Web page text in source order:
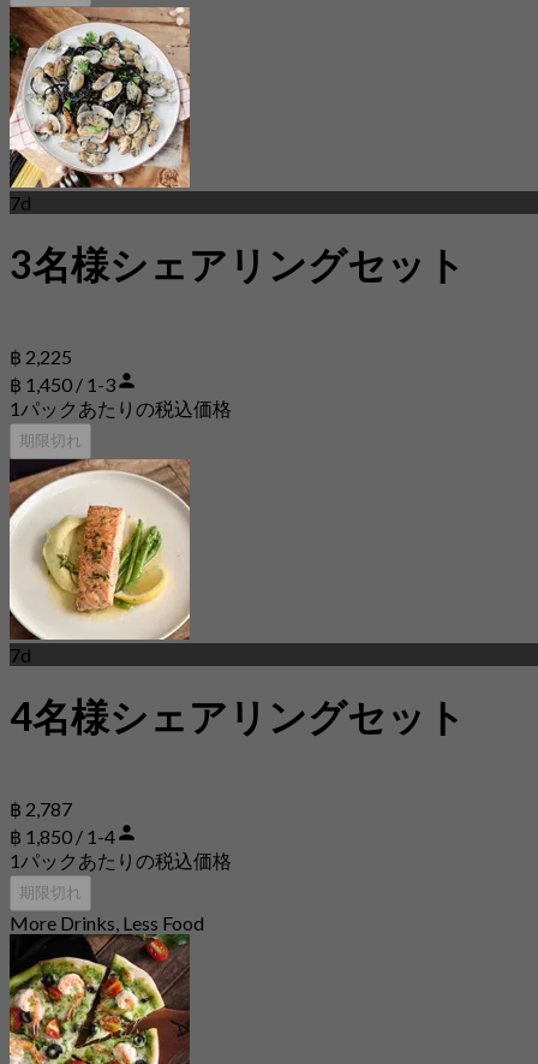
7d
3名様シェアリングセット
฿ 2,225
฿ 1,450 / 1-3
1パックあたりの税込価格
期限切れ
7d
4名様シェアリングセット
฿ 2,787
฿ 1,850 / 1-4
1パックあたりの税込価格
期限切れ
More Drinks, Less Food